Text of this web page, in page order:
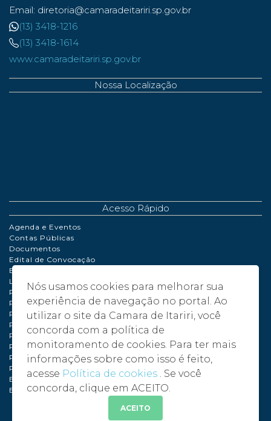
Nós usamos cookies para melhorar sua
experiência de navegação no portal. Ao
utilizar o site da Camara de Itariri, você
concorda com a política de
monitoramento de cookies. Para ter mais
informações sobre como isso é feito,
acesse Política de cookies . Se você
concorda, clique em ACEITO.
ACEITO
Email: diretoria@camaradeitariri.sp.gov.br
(13) 3418-1216
(13) 3418-1614
www.camaradeitariri.sp.gov.br
Nossa Localização
Acesso Rápido
Agenda e Eventos
Contas Públicas
Documentos
Edital de Convocação
Extrato de Contrato
LDO | LOA | PPA
Perguntas Frequentes
Políticas de Cookies
Portaria
Processo de Adiantamento
Relatório de Gestão Fiscal
Plano de compras anual – PCA - 2024
Plano de compras anual – PCA - 2025
Plano de compras anual – PCA - 2026
Balancete 2024
Balancete 2025